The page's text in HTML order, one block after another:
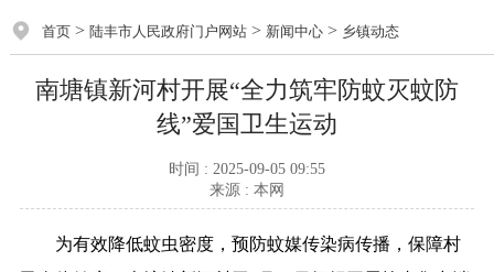
首页> 陆丰市人民政府门户网站> 新闻中心> 乡镇动态
南塘镇新河村开展“全力筑牢防蚊灭蚊防
线”爱国卫生运动
时间 : 2025-09-05 09:55
来源 : 本网
为有效降低蚊虫密度，预防蚊媒传染病传播，保障村